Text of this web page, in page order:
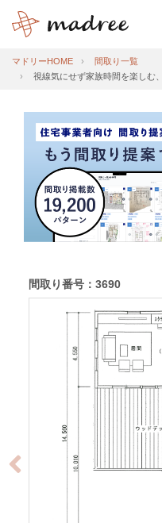
マドリーHOME
間取り一覧
視線気にせず家族時間を楽しむ
間取り番号：3690